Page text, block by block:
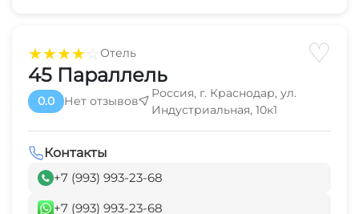
★★★★☆Отель ♡
45 Параллель
0.0 Нет отзывов
Россия, г. Краснодар, ул.
Индустриальная, 10к1
Контакты
+7 (993) 993-23-68
+7 (993) 993-23-68